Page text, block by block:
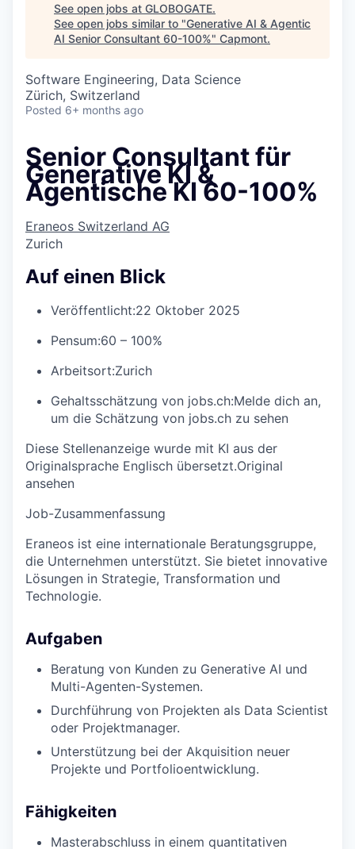
See open jobs at GLOBOGATE.
See open jobs similar to "Generative AI & Agentic
AI Senior Consultant 60-100%" Capmont.
Software Engineering, Data Science
Zürich, Switzerland
Posted 6+ months ago
Senior Consultant für
Generative KI &
Agentische KI 60-100%
Eraneos Switzerland AG
Zurich
Auf einen Blick
Veröffentlicht:22 Oktober 2025
Pensum:60 – 100%
Arbeitsort:Zurich
Gehaltsschätzung von jobs.ch:Melde dich an,
um die Schätzung von jobs.ch zu sehen
Diese Stellenanzeige wurde mit KI aus der
Originalsprache Englisch übersetzt.Original
ansehen
Job-Zusammenfassung
Eraneos ist eine internationale Beratungsgruppe,
die Unternehmen unterstützt. Sie bietet innovative
Lösungen in Strategie, Transformation und
Technologie.
Aufgaben
Beratung von Kunden zu Generative AI und
Multi-Agenten-Systemen.
Durchführung von Projekten als Data Scientist
oder Projektmanager.
Unterstützung bei der Akquisition neuer
Projekte und Portfolioentwicklung.
Fähigkeiten
Masterabschluss in einem quantitativen